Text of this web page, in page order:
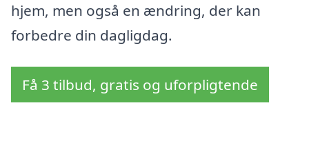
hjem, men også en ændring, der kan
forbedre din dagligdag.
Få 3 tilbud, gratis og uforpligtende